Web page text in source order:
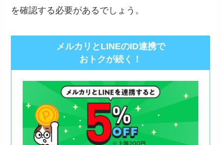
を確認する必要があるでしょう。
メルカリとLINEのID連携で
おトクが続く！